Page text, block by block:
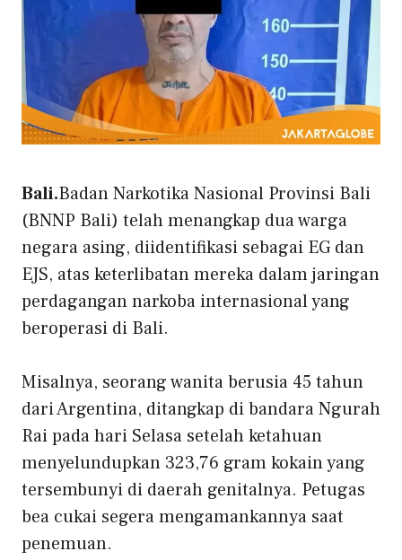
Bali.Badan Narkotika Nasional Provinsi Bali
(BNNP Bali) telah menangkap dua warga
negara asing, diidentifikasi sebagai EG dan
EJS, atas keterlibatan mereka dalam jaringan
perdagangan narkoba internasional yang
beroperasi di Bali.
Misalnya, seorang wanita berusia 45 tahun
dari Argentina, ditangkap di bandara Ngurah
Rai pada hari Selasa setelah ketahuan
menyelundupkan 323,76 gram kokain yang
tersembunyi di daerah genitalnya. Petugas
bea cukai segera mengamankannya saat
penemuan.